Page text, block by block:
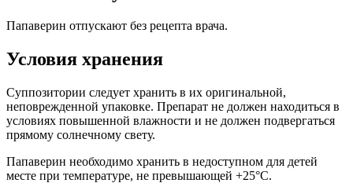
Папаверин отпускают без рецепта врача.
Условия хранения
Суппозитории следует хранить в их оригинальной,
неповрежденной упаковке. Препарат не должен находиться в
условиях повышенной влажности и не должен подвергаться
прямому солнечному свету.
Папаверин необходимо хранить в недоступном для детей
месте при температуре, не превышающей +25°C.